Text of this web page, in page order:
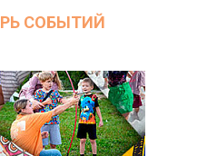
СОБЫТИЙ